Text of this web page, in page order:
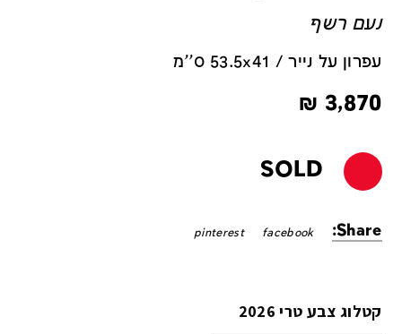
נעם רשף
עפרון על נייר / 53.5x41 ס''מ
3,870
₪
SOLD
Share:
facebook
pinterest
קטלוג צבע טרי 2026